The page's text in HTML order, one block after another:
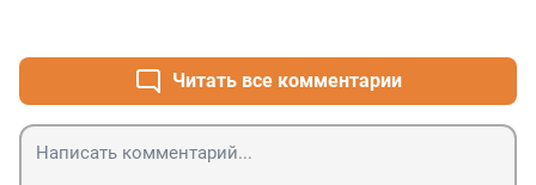
Читать все комментарии